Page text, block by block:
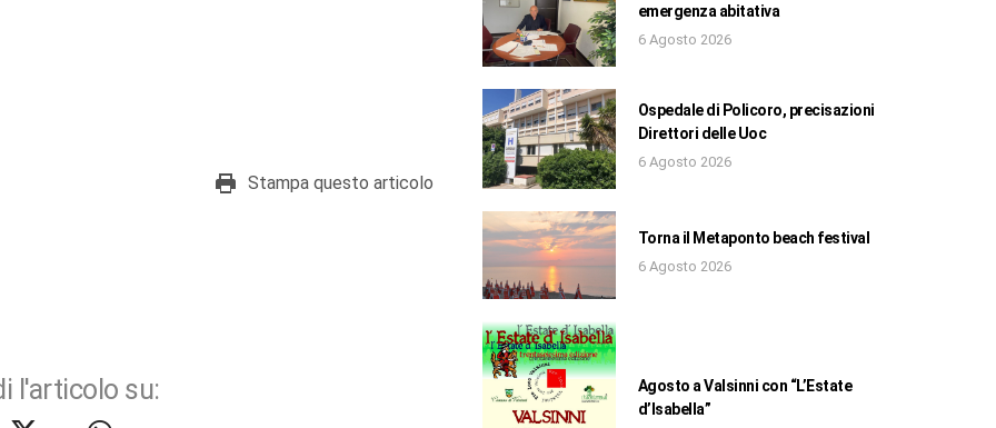
Stampa questo articolo
l'articolo su:
emergenza abitativa
6 Agosto 2026
Ospedale di Policoro, precisazioni
Direttori delle Uoc
6 Agosto 2026
Torna il Metaponto beach festival
6 Agosto 2026
Agosto a Valsinni con “L’Estate
d’Isabella”